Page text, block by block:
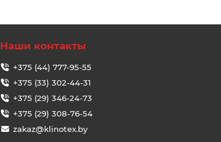
Наши контакты
+375 (44) 777-95-55
+375 (33) 302-44-31
+375 (29) 346-24-73
+375 (29) 308-76-54
zakaz@klinotex.by